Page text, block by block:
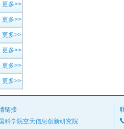
更多>>
更多>>
更多>>
更多>>
更多>>
更多>>
链接
科学院空天信息创新研究院